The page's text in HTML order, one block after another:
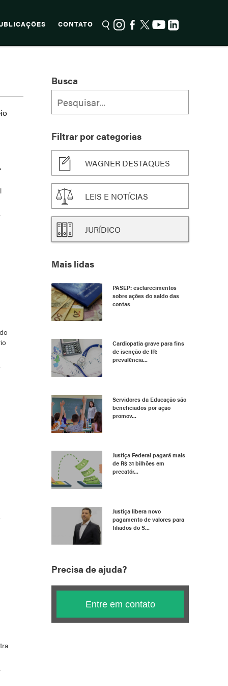
CONTATO
Busca
Filtrar por categorias
WAGNER DESTAQUES
LEIS E NOTÍCIAS
JURÍDICO
Mais lidas
PASEP: esclarecimentos
sobre ações do saldo das
contas
Cardiopatia grave para fins
de isenção de IR:
prevalência...
Servidores da Educação são
beneficiados por ação
promov...
Justiça Federal pagará mais
de R$ 31 bilhões em
precatór...
Justiça libera novo
pagamento de valores para
filiados do S...
Precisa de ajuda?
Entre em contato